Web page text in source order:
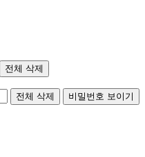
전체 삭제
전체 삭제 비밀번호 보이기